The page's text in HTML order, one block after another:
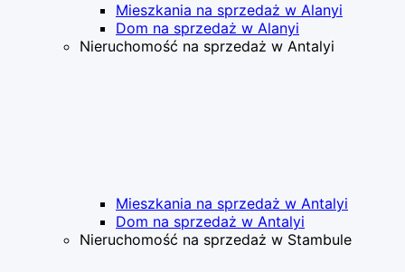
Mieszkania na sprzedaż w Alanyi
Dom na sprzedaż w Alanyi
Nieruchomość na sprzedaż w Antalyi
Mieszkania na sprzedaż w Antalyi
Dom na sprzedaż w Antalyi
Nieruchomość na sprzedaż w Stambule